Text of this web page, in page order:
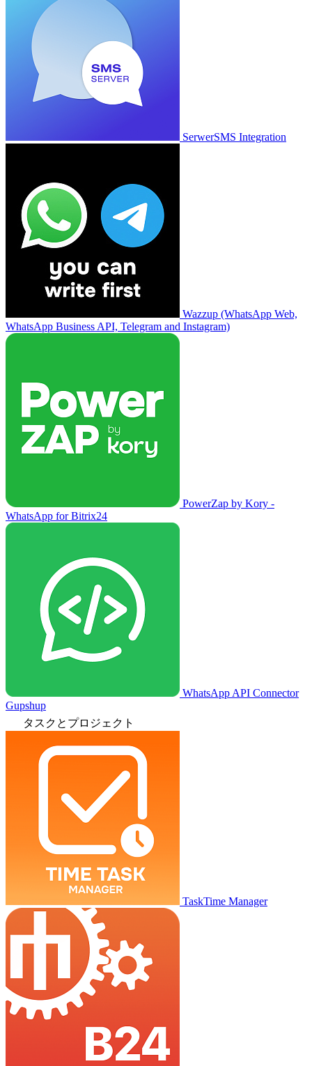
SerwerSMS Integration
Wazzup (WhatsApp Web,
WhatsApp Business API, Telegram and Instagram)
PowerZap by Kory -
WhatsApp for Bitrix24
WhatsApp API Connector
Gupshup
タスクとプロジェクト
TaskTime Manager